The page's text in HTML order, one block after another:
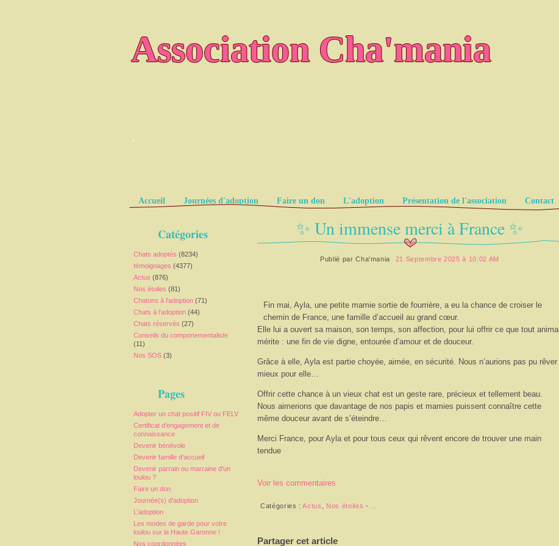
Association Cha'mania
.
Pages
Accueil Journées d'adoption Faire un don L'adoption Présentation de l'association Contact
Catégories
Chats adoptés (8234)
témoignages (4377)
Actus (876)
Nos étoiles (81)
Chatons à l'adoption (71)
Chats à l'adoption (44)
Chats réservés (27)
Conseils du comportementaliste
(11)
Nos SOS (3)
Pages
Adopter un chat positif FIV ou FELV
Certificat d'engagement et de
connaissance
Devenir bénévole
Devenir famille d'accueil
Devenir parrain ou marraine d'un
loulou ?
Faire un don
Journée(s) d'adoption
L'adoption
Les modes de garde pour votre
loulou sur la Haute Garonne !
Nos coordonnées
✨ Un immense merci à France ✨
Publié parCha'mania 21 Septembre 2025 à 10:02 AM
Fin mai, Ayla, une petite mamie sortie de fourrière, a eu la chance de croiser le
chemin de France, une famille d’accueil au grand cœur.
Elle lui a ouvert sa maison, son temps, son affection, pour lui offrir ce que tout animal
mérite : une fin de vie digne, entourée d’amour et de douceur.
Grâce à elle, Ayla est partie choyée, aimée, en sécurité. Nous n’aurions pas pu rêver
mieux pour elle…
Offrir cette chance à un vieux chat est un geste rare, précieux et tellement beau.
Nous aimerions que davantage de nos papis et mamies puissent connaître cette
même douceur avant de s’éteindre…
Merci France, pour Ayla et pour tous ceux qui rêvent encore de trouver une main
tendue
Voir les commentaires
Catégories :Actus Nos étoiles -
Partager cet article